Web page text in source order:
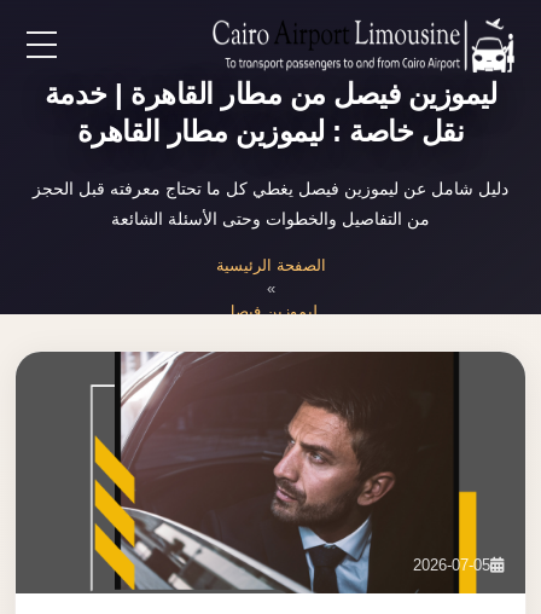
AR
خدمات المطار
نحن
بنا
ليموزين فيصل من مطار القاهرة | خدمة
نقل خاصة : ليموزين مطار القاهرة
دليل شامل عن ليموزين فيصل يغطي كل ما تحتاج معرفته قبل الحجز
من التفاصيل والخطوات وحتى الأسئلة الشائعة
الصفحة الرئيسية
ليموزين فيصل
2026-07-05